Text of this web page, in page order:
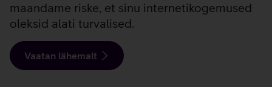
maandame riske, et sinu internetikogemused
oleksid alati turvalised.
Vaatan lähemalt